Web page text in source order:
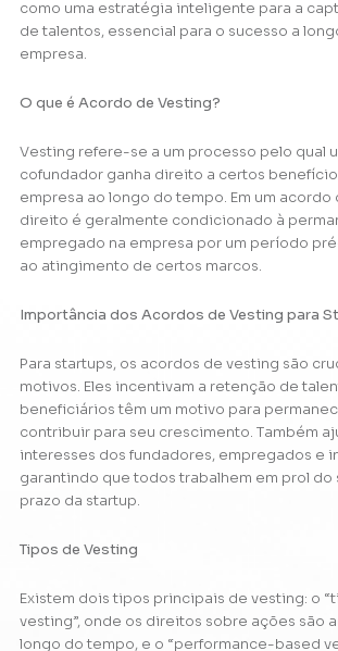
como uma estratégia inteligente para a
de talentos, essencial para o sucesso a
empresa.
O que é Acordo de Vesting?
Vesting refere-se a um processo pelo qual
cofundador ganha direito a certos
empresa ao longo do tempo. Em um acordo
direito é geralmente condicionado à
empregado na empresa por um período
ao atingimento de certos marcos.
Importância dos Acordos de Vesting para
Para startups, os acordos de vesting são
motivos. Eles incentivam a retenção de
beneficiários têm um motivo para
contribuir para seu crescimento. Também
interesses dos fundadores, empregados e
garantindo que todos trabalhem em prol do
prazo da startup.
Tipos de Vesting
Existem dois tipos principais de vesting: o
vesting”, onde os direitos sobre ações são
longo do tempo, e o “performance-based